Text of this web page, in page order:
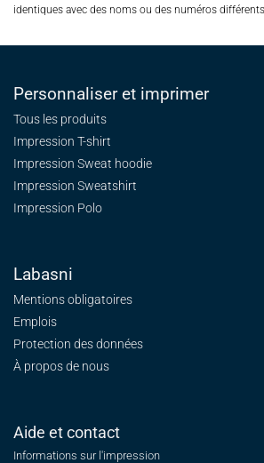
identiques avec des noms ou des numéros
Personnaliser et imprimer
Tous les produits
Impression T-shirt
Impression Sweat hoodie
Impression Sweatshirt
Impression Polo
Labasni
Mentions obligatoires
Emplois
Protection des données
À propos de nous
Aide et contact
Informations sur l'impression